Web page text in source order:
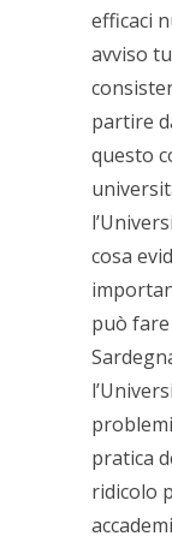
efficaci
avviso
partire
questo
cosa
può
pratica
ridicolo